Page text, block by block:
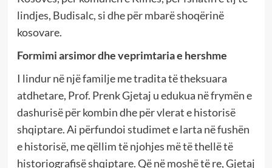
lindjes, Budisalc, si dhe për mbarë shoqërinë
kosovare.
Formimi arsimor dhe veprimtaria e hershme
I lindur në një familje me tradita të theksuara
atdhetare, Prof. Prenk Gjetaj u edukua në frymën e
dashurisë për kombin dhe për vlerat e historisë
shqiptare. Ai përfundoi studimet e larta në fushën
e historisë, me qëllim të njohjes më të thellë të
historiografisë shqiptare. Që në moshë të re, Gjetaj